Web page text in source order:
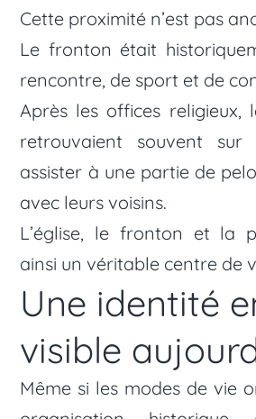
Cette proximité n’est pas
Le fronton était
rencontre, de sport et de
Après les offices religieux,
retrouvaient souvent
assister à une partie de
avec leurs voisins.
L’église, le fronton et la
ainsi un véritable centre de
Une identité
visible
Même si les modes de vie